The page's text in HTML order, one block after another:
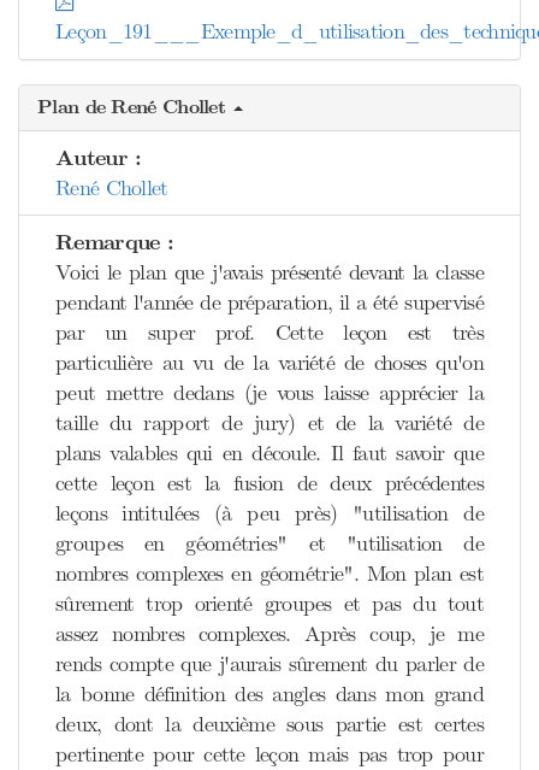
Plan de René Chollet
Auteur :
René Chollet
Remarque :
Voici le plan que j'avais présenté devant la classe
pendant l'année de préparation, il a été supervisé
par un super prof. Cette leçon est très
particulière au vu de la variété de choses qu'on
peut mettre dedans (je vous laisse apprécier la
taille du rapport de jury) et de la variété de
plans valables qui en découle. Il faut savoir que
cette leçon est la fusion de deux précédentes
leçons intitulées (à peu près) "utilisation de
groupes en géométries" et "utilisation de
nombres complexes en géométrie". Mon plan est
sûrement trop orienté groupes et pas du tout
assez nombres complexes. Après coup, je me
rends compte que j'aurais sûrement du parler de
la bonne définition des angles dans mon grand
deux, dont la deuxième sous partie est certes
pertinente pour cette leçon mais pas trop pour